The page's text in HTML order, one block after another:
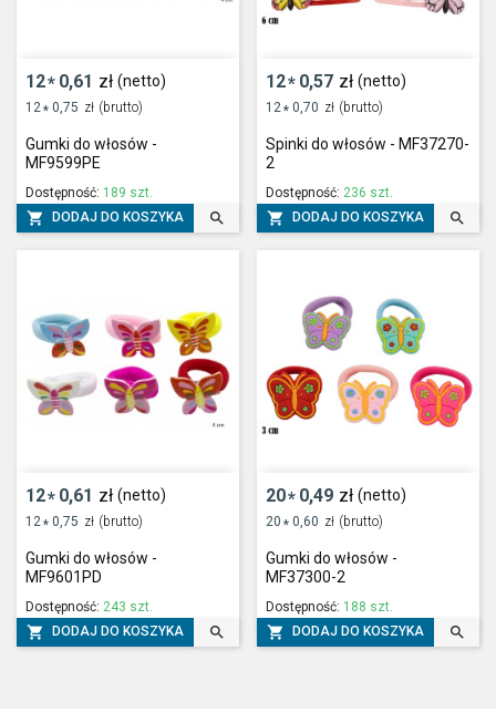
12* 0,61 zł (netto)
12* 0,75 zł (brutto)
Gumki do włosów -
MF9599PE
Dostępność: 189 szt.
 DODAJ DO KOSZYKA 
12* 0,57 zł (netto)
12* 0,70 zł (brutto)
Spinki do włosów - MF37270-
2
Dostępność: 236 szt.
 DODAJ DO KOSZYKA 
12* 0,61 zł (netto)
12* 0,75 zł (brutto)
Gumki do włosów -
MF9601PD
Dostępność: 243 szt.
 DODAJ DO KOSZYKA 
20* 0,49 zł (netto)
20 * 0,60 zł (brutto)
Gumki do włosów -
MF37300-2
Dostępność: 188 szt.
 DODAJ DO KOSZYKA 